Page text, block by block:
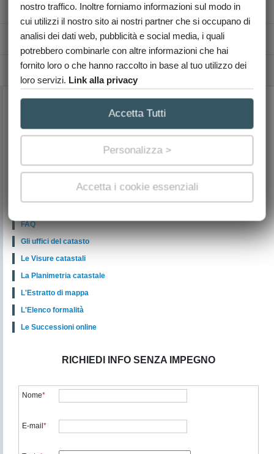
Richiesta Visure Catastali
Planimetrie catastali certificate
Estratti di mappa terreni
Categorie Catastali
FAQ
Gli uffici del catasto
Le Visure catastali
La Planimetria catastale
L'Estratto di mappa
L'Elenco formalità
Le Successioni online
RICHIEDI INFO SENZA IMPEGNO
Nome*
E-mail *
nostro traffico. Inoltre forniamo informazioni sul modo in
cui utilizzi il nostro sito ai nostri partner che si occupano di
analisi dei dati web, pubblicità e social media, i quali
potrebbero combinarle con altre informazioni che hai
fornito loro o che hanno raccolto in base al tuo utilizzo dei
loro servizi. Link alla privacy
Accetta i cookie essenziali
Personalizza >
Accetta Tutti